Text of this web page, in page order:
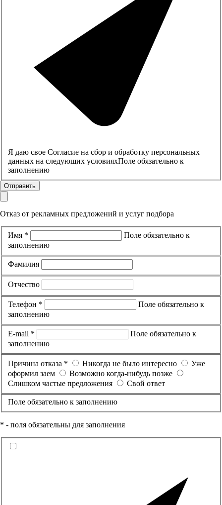
Я даю свое Согласие на сбор и обработку персональных
данных на следующих условияхПоле обязательно к
заполнению
Отправить
Отказ от рекламных предложений и услуг подбора
Имя *
Поле обязательно к
заполнению
Фамилия
Отчество
Телефон *
Поле обязательно к
заполнению
E-mail *
Поле обязательно к
заполнению
Причина отказа * Никогда не было интересно
Уже
оформил заем
Возможно когда-нибудь позже
Слишком частые предложения
Свой ответ
Поле обязательно к заполнению
* - поля обязательны для заполнения